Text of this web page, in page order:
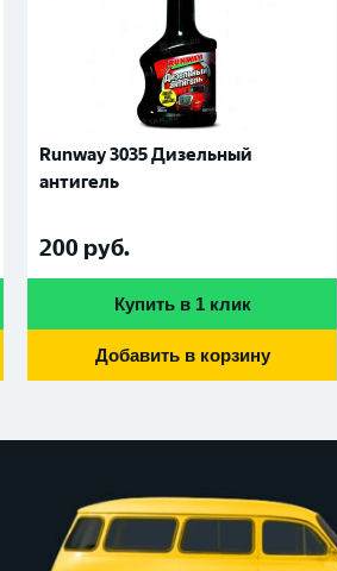
Runway 3035 Дизельный
антигель
200 руб.
Купить в 1 клик
Добавить в корзину